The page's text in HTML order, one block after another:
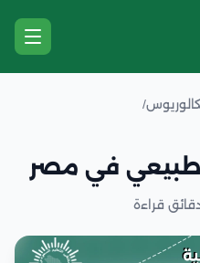
/
طبيعي في مصر